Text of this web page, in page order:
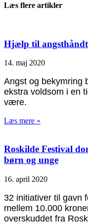
Læs flere artikler
Hjælp til
14. maj 2020
Angst og bekymring
ekstra voldsom i en
være.
Læs mere »
Roskilde Festival
børn og unge
16. april 2020
32 initiativer til gavn
mellem 10.000
overskuddet fra